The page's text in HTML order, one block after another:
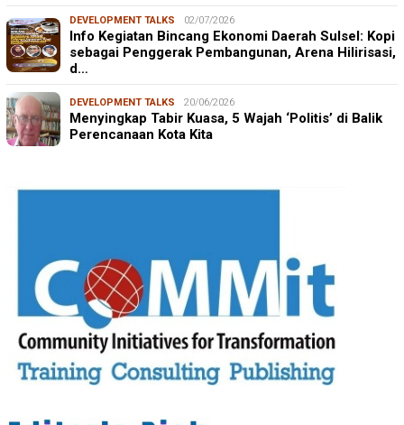
DEVELOPMENT TALKS 02/07/2026
Info Kegiatan Bincang Ekonomi Daerah Sulsel: Kopi
sebagai Penggerak Pembangunan, Arena Hilirisasi,
d…
DEVELOPMENT TALKS 20/06/2026
Menyingkap Tabir Kuasa, 5 Wajah ‘Politis’ di Balik
Perencanaan Kota Kita